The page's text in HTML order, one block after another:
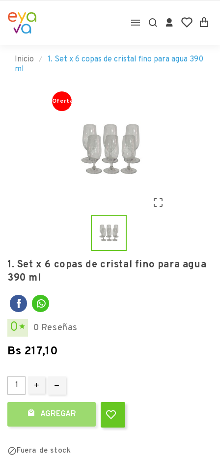

Inicio
1. Set x 6 copas de cristal fino para agua 390
ml
Oferta

1. Set x 6 copas de cristal fino para agua
390 ml
0  0 Reseñas
Bs 217,10
 AGREGAR
Fuera de stock